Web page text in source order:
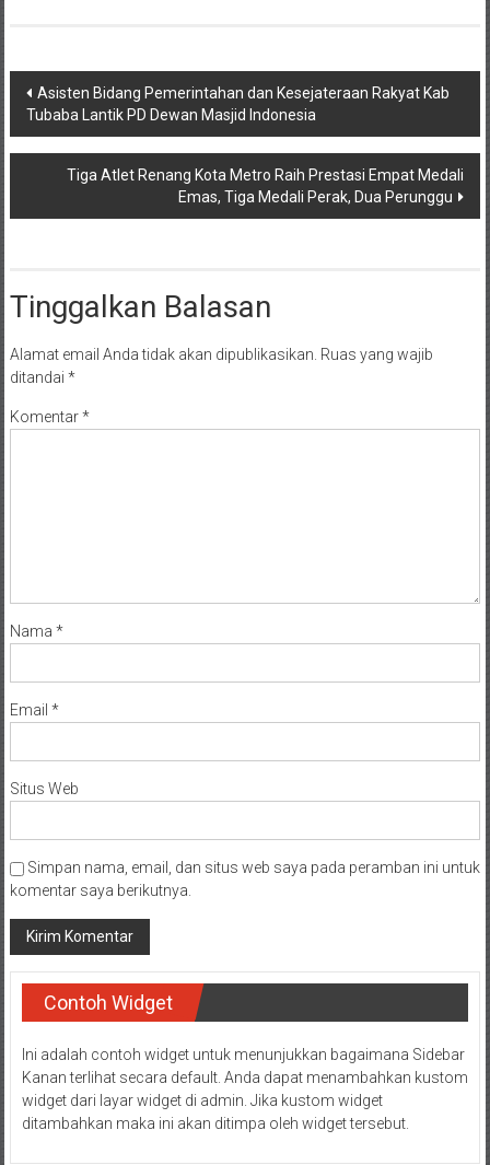
Navigasi
pos
Asisten Bidang Pemerintahan dan Kesejateraan Rakyat Kab
Tubaba Lantik PD Dewan Masjid Indonesia
Tiga Atlet Renang Kota Metro Raih Prestasi Empat Medali
Emas, Tiga Medali Perak, Dua Perunggu
Tinggalkan Balasan
Alamat email Anda tidak akan dipublikasikan. Ruas yang wajib
ditandai *
Komentar*
Nama *
Email *
Situs Web
Simpan nama, email, dan situs web saya pada peramban ini untuk
komentar saya berikutnya.
Contoh Widget
Ini adalah contoh widget untuk menunjukkan bagaimana Sidebar
Kanan terlihat secara default. Anda dapat menambahkan kustom
widget dari layar widget di admin. Jika kustom widget
ditambahkan maka ini akan ditimpa oleh widget tersebut.